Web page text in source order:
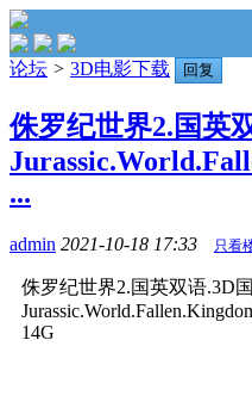
论坛 > 3D电影下载 回复
侏罗纪世界2.国英
...
admin 2021-10-18 17:33 只看
侏罗纪世界2.国英双语.3D
--